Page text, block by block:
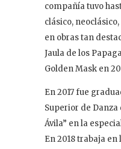
compañía tuvo
clásico,
en obras tan
Jaula de los
Golden Mask en
En 2017 fue
Superior de
Ávila” en la
En 2018 trabaja